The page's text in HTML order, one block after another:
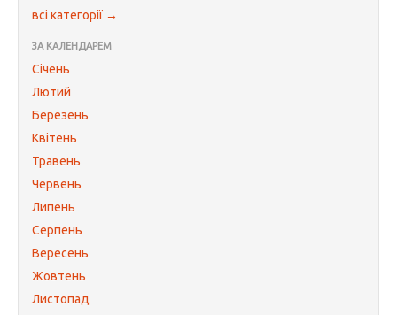
всі категорії →
ЗА КАЛЕНДАРЕМ
Січень
Лютий
Березень
Квітень
Травень
Червень
Липень
Серпень
Вересень
Жовтень
Листопад